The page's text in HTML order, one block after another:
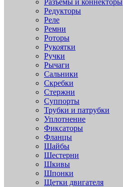
Разъёмы и коннекторы
Редукторы
Реле
Ремни
Роторы
Рукоятки
Ручки
Рычаги
Сальники
Скребки
Стержни
Суппорты
Трубки и патрубки
Уплотнение
Фиксаторы
Фланцы
Шайбы
Шестерни
Шкивы
Шпонки
Щетки двигателя